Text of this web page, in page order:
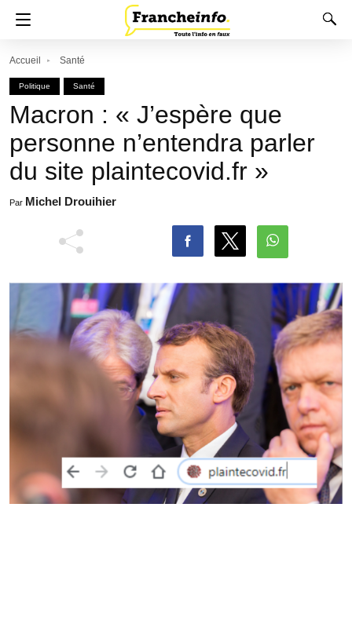
Accueil Santé
Politique Santé
Macron : « J’espère que
personne n’entendra parler
du site plaintecovid.fr »
Par Michel Drouihier